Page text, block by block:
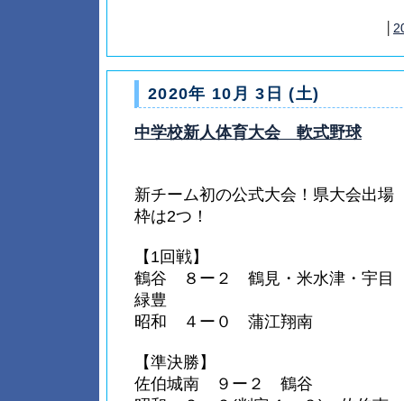
2020年 10月 3日 (土)
中学校新人体育大会 軟式野球
新チーム初の公式大会！県大会出場
枠は2つ！
【1回戦】
鶴谷 ８ー２ 鶴見・米水津・宇目
緑豊
昭和 ４ー０ 蒲江翔南
【準決勝】
佐伯城南 ９ー２ 鶴谷